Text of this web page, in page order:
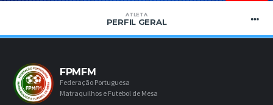
ATLETA
PERFIL GERAL
FPMFM
Federação Portuguesa
Matraquilhos e Futebol de Mesa